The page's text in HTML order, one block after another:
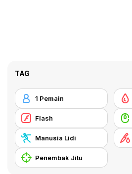
TAG
1 Pemain
Flash
Manusia Lidi
Penembak Jitu